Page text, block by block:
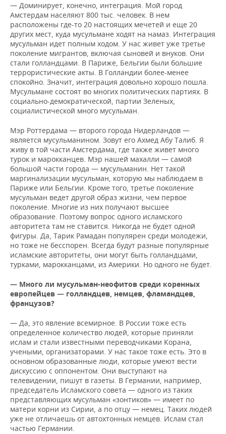
— Доминирует, конечно, интеграция. Мой город
Амстердам населяют 800 тыс. человек. В нем
расположены где-то 20 настоящих мечетей и еще 20
других мест, куда мусульмане ходят на намаз. Интеграция
мусульман идет полным ходом. У нас живет уже третье
поколение мигрантов, включая сыновей и внуков. Они
стали голландцами. В Париже, Бельгии были большие
террористические акты. В Голландии более-менее
спокойно. Значит, интеграция довольно хорошо пошла.
Мусульмане состоят во многих политических партиях. В
социально-демократической, партии Зеленых,
социалистической много мусульман.
Мэр Роттердама — второго города Нидерландов —
является мусульманином. Зовут его Ахмед Абу Талиб. Я
живу в той части Амстердама, где также живет много
турок и марокканцев. Мэр нашей махалли — самой
большой части города — мусульманин. Нет такой
маргинализации мусульман, которую мы наблюдаем в
Париже или Бельгии. Кроме того, третье поколение
мусульман ведет другой образ жизни, чем первое
поколение. Многие из них получают высшее
образование. Поэтому вопрос одного исламского
авторитета там не ставится. Никогда не будет одной
фигуры. Да, Тарик Рамадан популярен среди молодежи,
но тоже не бесспорен. Всегда будут разные популярные
исламские авторитеты, они могут быть голландцами,
турками, марокканцами, из Америки. Но одного не будет.
— Много ли мусульман-неофитов среди коренных
европейцев — голландцев, немцев, фламандцев,
французов?
— Да, это явление всемирное. В России тоже есть
определенное количество людей, которые приняли
ислам и стали известными переводчиками Корана,
учеными, организаторами. У нас такое тоже есть. Это в
основном образованные люди, которые умеют вести
дискуссию с оппонентом. Они выступают на
телевидении, пишут в газеты. В Германии, например,
председатель Исламского совета — одного из таких
представляющих мусульман «зонтиков» — имеет по
матери корни из Сирии, а по отцу — немец. Таких людей
уже не отличаешь от автохтонных немцев. Ислам стал
частью Германии.